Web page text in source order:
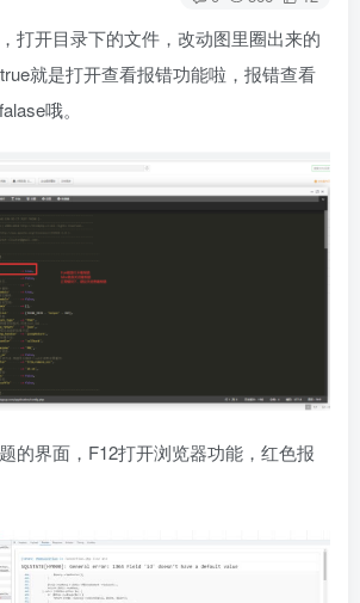
打开目录下的文件，改动图里圈出来的
就是打开查看报错功能啦，报错查看
哦。
的界面，F12打开浏览器功能，红色报